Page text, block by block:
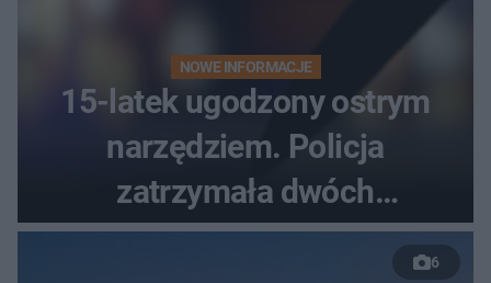
NOWE INFORMACJE
15-latek ugodzony ostrym
narzędziem. Policja
zatrzymała dwóch
nastolatków
6